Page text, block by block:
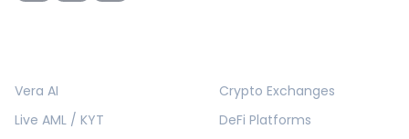
Vera AI
Live AML / KYT
Crypto Exchanges
DeFi Platforms